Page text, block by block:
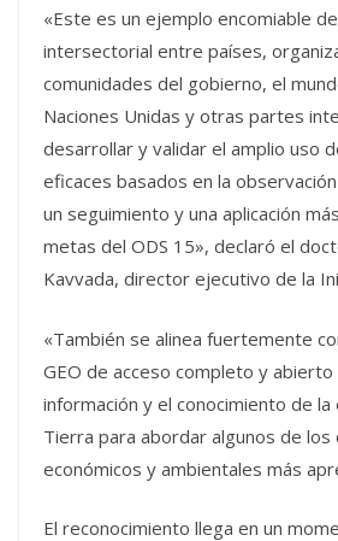
«Este es un ejemplo encomiable
intersectorial entre países,
comunidades del gobierno, el
Naciones Unidas y otras partes
desarrollar y validar el amplio uso
eficaces basados en la
un seguimiento y una aplicación
metas del ODS 15», declaró el
Kavvada, director ejecutivo de la
«También se alinea fuertemente
GEO de acceso completo y abierto
información y el conocimiento de la
Tierra para abordar algunos de los
económicos y ambientales más
El reconocimiento llega en un